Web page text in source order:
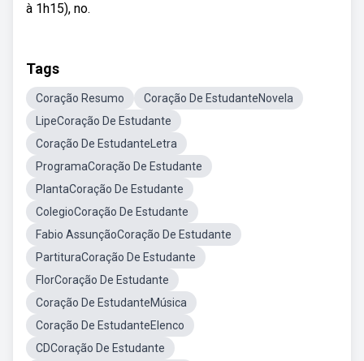
à 1h15), no.
Tags
Coração Resumo
Coração De EstudanteNovela
LipeCoração De Estudante
Coração De EstudanteLetra
ProgramaCoração De Estudante
PlantaCoração De Estudante
ColegioCoração De Estudante
Fabio AssunçãoCoração De Estudante
PartituraCoração De Estudante
FlorCoração De Estudante
Coração De EstudanteMúsica
Coração De EstudanteElenco
CDCoração De Estudante